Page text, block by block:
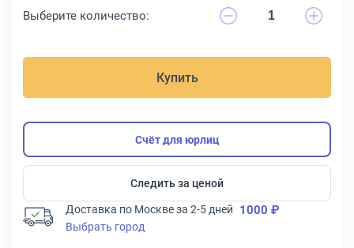
Выберите количество:
Купить
Счёт для юрлиц
Следить за ценой
Доставка по Москве за 2-5 дней 1000 ₽
Выбрать город